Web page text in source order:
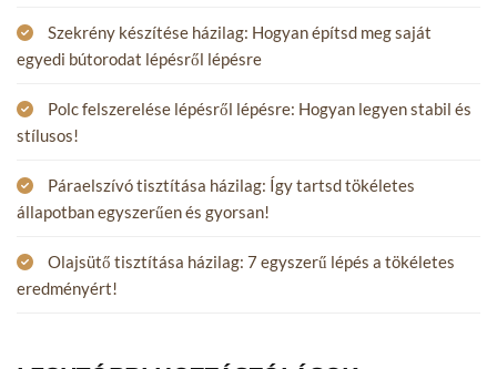
Szekrény készítése házilag: Hogyan építsd meg saját
egyedi bútorodat lépésről lépésre
Polc felszerelése lépésről lépésre: Hogyan legyen stabil és
stílusos!
Páraelszívó tisztítása házilag: Így tartsd tökéletes
állapotban egyszerűen és gyorsan!
Olajsütő tisztítása házilag: 7 egyszerű lépés a tökéletes
eredményért!